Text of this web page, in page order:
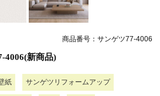
商品番号：サンゲツ77-4006
4006(新商品)
紙 サンゲツリフォームアップ